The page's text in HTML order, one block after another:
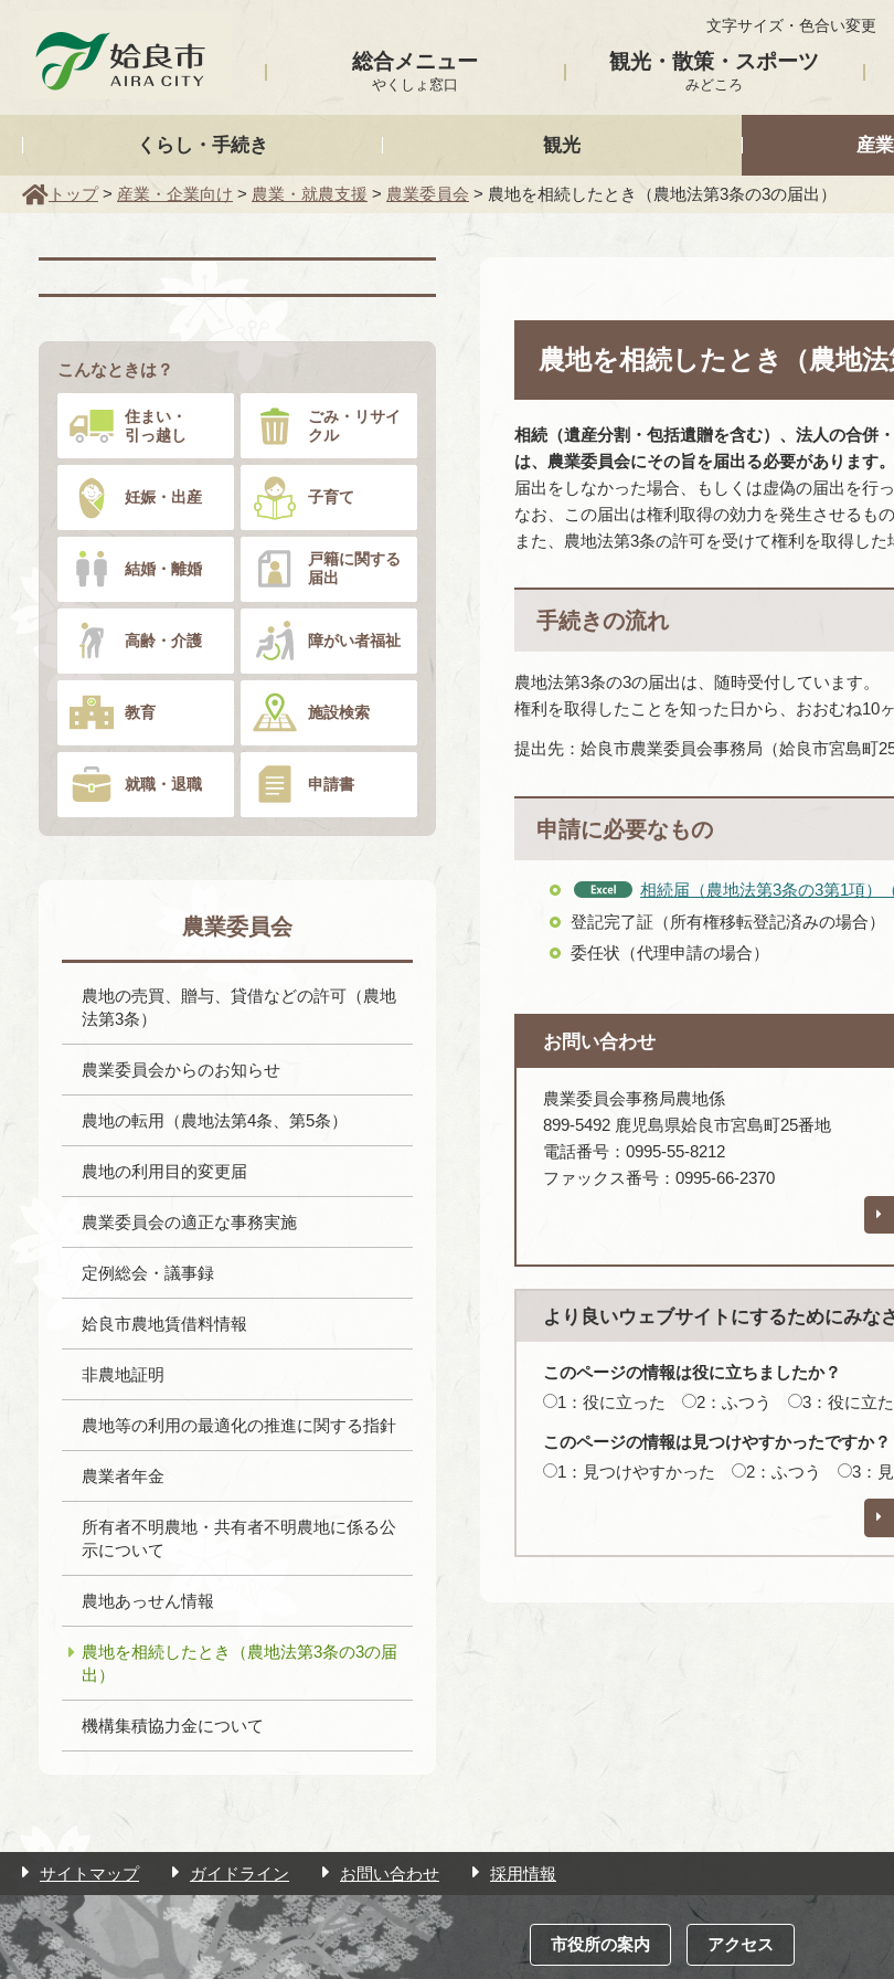
文字サイズ・色合い変更
総合メニュー
やくしょ窓口
観光・散策・スポーツ
みどころ
くらし・手続き 観光 産
トップ> 産業・企業向け > 農業・就農支援 > 農業委員会 > 農地を相続したとき（農地法第3条の3の届出）
こんなときは？
住まい・
引っ越し
ごみ・リサイ
クル
妊娠・出産 子育て
結婚・離婚
戸籍に関する
届出
高齢・介護 障がい者福祉
教育 施設検索
就職・退職 申請書
農業委員会
農地の売買、贈与、貸借などの許可（農地
法第3条）
農業委員会からのお知らせ
農地の転用（農地法第4条、第5条）
農地の利用目的変更届
農業委員会の適正な事務実施
定例総会・議事録
姶良市農地賃借料情報
非農地証明
農地等の利用の最適化の推進に関する指針
農業者年金
所有者不明農地・共有者不明農地に係る公
示について
農地あっせん情報
農地を相続したとき（農地法第3条の3の届
出）
機構集積協力金について
農地を相続したとき（農地法
相続（遺産分割・包括遺贈を含む）、法人の合併
は、農業委員会にその旨を届出る必要があります。
届出をしなかった場合、もしくは虚偽の届出を行
なお、この届出は権利取得の効力を発生させるも
また、農地法第3条の許可を受けて権利を取得した
手続きの流れ
農地法第3条の3の届出は、随時受付しています。
権利を取得したことを知った日から、おおむね10
提出先：姶良市農業委員会事務局（姶良市宮島町
申請に必要なもの
相続届（農地法第3条の3第1項）
登記完了証（所有権移転登記済みの場合）
委任状（代理申請の場合）
お問い合わせ
農業委員会事務局農地係
899-5492 鹿児島県姶良市宮島町25番地
電話番号：0995-55-8212
ファックス番号：0995-66-2370
より良いウェブサイトにするためにみな
このページの情報は役に立ちましたか？
1：役に立った
2：ふつう 3：役に立
このページの情報は見つけやすかったですか？
1：見つけやすかった
2：ふつう 3：
サイトマップ ガイドライン お問い合わせ 採用情報
市役所の案内 アクセス